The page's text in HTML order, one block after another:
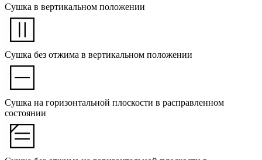
Сушка в вертикальном положении
Сушка без отжима в вертикальном положении
Сушка на горизонтальной плоскости в расправленном
состоянии